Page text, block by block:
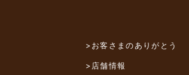
>お客さまのありがとう
>店舗情報